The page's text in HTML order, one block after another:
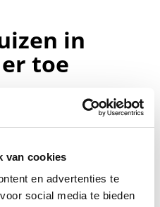
van cookies
en advertenties te
social media te bieden
in
toe
kust. Overal
die met liefde
wijnen produceren. Bij
een selectie gemaakt
Frankrijk, zodat je